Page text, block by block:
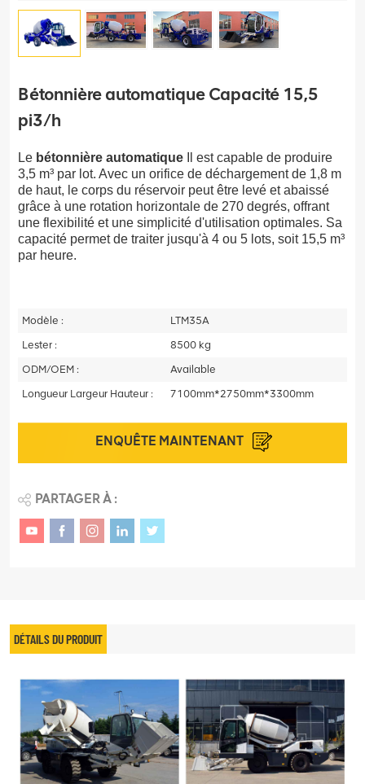
Bétonnière automatique Capacité 15,5
pi3/h
Le bétonnière automatique Il est capable de produire
3,5 m³ par lot. Avec un orifice de déchargement de 1,8 m
de haut, le corps du réservoir peut être levé et abaissé
grâce à une rotation horizontale de 270 degrés, offrant
une flexibilité et une simplicité d'utilisation optimales. Sa
capacité permet de traiter jusqu'à 4 ou 5 lots, soit 15,5 m³
par heure.
Modèle :
LTM35A
Lester :
8500 kg
ODM/OEM :
Available
Longueur Largeur Hauteur :
7100mm*2750mm*3300mm
ENQUÊTE MAINTENANT
PARTAGER À :
DÉTAILS DU PRODUIT